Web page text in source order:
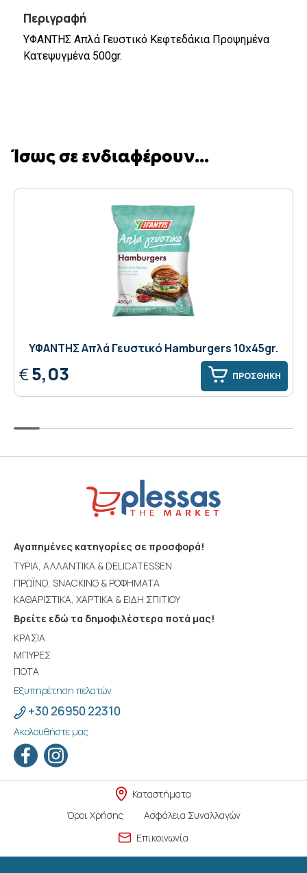
Περιγραφή
ΥΦΑΝΤΗΣ Απλά Γευστικό Κεφτεδάκια Προψημένα
Κατεψυγμένα 500gr.
Ίσως σε ενδιαφέρουν...
ΥΦΑΝΤΗΣ Απλά Γευστικό Hamburgers 10x45gr.
€5,03 ΠΡΟΣΘΗΚΗ
Αγαπημένες κατηγορίες σε προσφορά!
ΤΥΡΙΑ, ΑΛΛΑΝΤΙΚΑ & DELICATESSEN
ΠΡΩΪΝΟ, SNACKING & ΡΟΦΗΜΑΤΑ
ΚΑΘΑΡΙΣΤΙΚΑ, ΧΑΡΤΙΚΑ & ΕΙΔΗ ΣΠΙΤΙΟΥ
Βρείτε εδώ τα δημοφιλέστερα ποτά μας!
ΚΡΑΣΙΑ
ΜΠΥΡΕΣ
ΠΟΤΑ
Εξυπηρέτηση πελατών
+30 26950 22310
Ακολουθήστε μας
Καταστήματα
Όροι Χρήσης
Ασφάλεια Συναλλαγών
Επικοινωνία